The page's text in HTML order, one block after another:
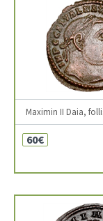
Maximin II Daia,
60€